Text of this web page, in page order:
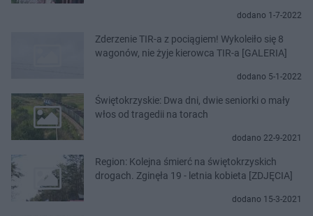
dodano 1-7-2022
Zderzenie TIR-a z pociągiem! Wykoleiło się 8
wagonów, nie żyje kierowca TIR-a [GALERIA]
dodano 5-1-2022
Świętokrzyskie: Dwa dni, dwie seniorki o mały
włos od tragedii na torach
dodano 22-9-2021
Region: Kolejna śmierć na świętokrzyskich
drogach. Zginęła 19 - letnia kobieta [ZDJĘCIA]
dodano 15-3-2021